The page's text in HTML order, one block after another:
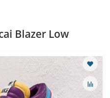
Blazer Low